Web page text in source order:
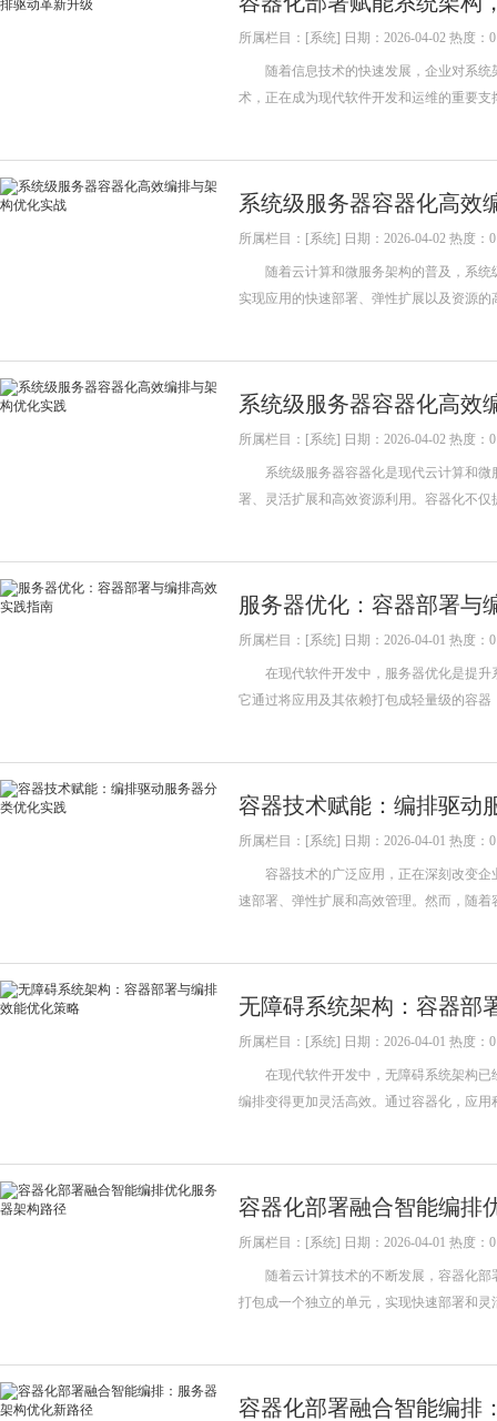
所属栏目：[系统] 日期：2026-04-02 热度：0
随着信息技术的快速发展，企业对系统
术，正在成为现代软件开发和运维的重要
系统级服务器容器化高效
所属栏目：[系统] 日期：2026-04-02 热度：0
随着云计算和微服务架构的普及，系统
实现应用的快速部署、弹性扩展以及资源
系统级服务器容器化高效
所属栏目：[系统] 日期：2026-04-02 热度：0
系统级服务器容器化是现代云计算和微
署、灵活扩展和高效资源利用。容器化不
服务器优化：容器部署与
所属栏目：[系统] 日期：2026-04-01 热度：0
在现代软件开发中，服务器优化是提升
它通过将应用及其依赖打包成轻量级的
容器技术赋能：编排驱动
所属栏目：[系统] 日期：2026-04-01 热度：0
容器技术的广泛应用，正在深刻改变企
速部署、弹性扩展和高效管理。然而，随
无障碍系统架构：容器部
所属栏目：[系统] 日期：2026-04-01 热度：0
在现代软件开发中，无障碍系统架构已
编排变得更加灵活高效。通过容器化，应
容器化部署融合智能编排
所属栏目：[系统] 日期：2026-04-01 热度：0
随着云计算技术的不断发展，容器化部
打包成一个独立的单元，实现快速部署和
容器化部署融合智能编排